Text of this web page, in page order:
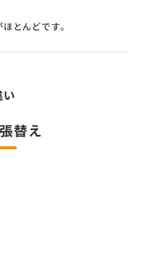
ほとんどです。
い
替え